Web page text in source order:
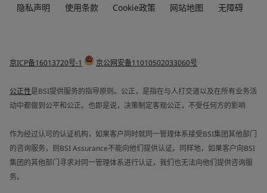
隐私声明 使用条款 Cookie政策 网站地图 无障碍
京ICP备16013720号-1 京公网安备11010502033060号
公正性是BSI提供服务的指导原则。公正，是指在与人打交道以及在所有业务活
动中都做到公平和公正。也即是说，决策制定客观公正，不受任何方的影响
作为经过认可的认证机构，如果客户同时就同一管理体系接受BSI集团其他部门
的咨询服务，则BSI Assurance不能向他们提供认证。同样地，如果客户向BSI
集团的其他部门寻求对同一管理体系进行认证，我们也无法向他们提供咨询服
务。